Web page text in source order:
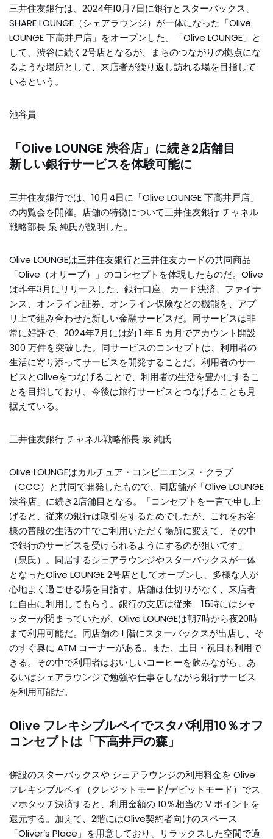
三井住友銀行は、2024年10月7日に銀行とスターバックス、
SHARE LOUNGE（シェアラウンジ）が一体になった「Olive
LOUNGE 下高井戸店」をオープンした。「Olive LOUNGE」と
して、渋谷に続く2号店となるが、まちのつながりの拠点にな
るような場所として、来店者が繰り返し訪れる場を目指して
いるという。
池谷貴
「Olive LOUNGE 渋谷店」に続き2店舗目
新しい銀行サービスを体験可能に
三井住友銀行では、10月4日に「Olive LOUNGE 下高井戸店」
の内覧会を開催。店舗の特徴について三井住友銀行 チャネル
戦略部長 泉 純氏が説明した。
Olive LOUNGEは三井住友銀行と三井住友カードの共同商品
「Olive（オリーブ）」のコンセプトを体現したものだ。Olive
は昨年3月にリリースした、銀行口座、カード決済、ファイナ
ンス、オンライン証券、オンライン保険などの機能を、アプ
リ上で組み合わせた新しい金融サービスだ。同サービスは非
常に好評で、2024年7月には約 1 年 5 カ月でアカウント開設
300 万件を突破した。同サービスのコンセプトは、利用者の
生活に寄り添ってサービスを開発することだ。利用者のサー
ビスとOliveをつなげることで、利用者の生活を豊かにするこ
とを目指しており、今後は旅行サービスとつなげることも見
据えている。
三井住友銀行 チャネル戦略部長 泉 純氏
Olive LOUNGEはカルチュア・コンビニエンス・クラブ
（CCC）と共同で開発したもので、同店舗が「Olive LOUNGE
渋谷店」に続き2店舗目となる。「コンセプトを一言で申し上
げると、従来の銀行は取引をするためでしたが、これをお客
様の普段の生活の中でご利用いただく場所に変えて、その中
で銀行のサービスを受けられるようにするのが狙いです」
（泉氏）。同居するシェアラウンジやスターバックスが一体
となったOlive LOUNGE 2号店としてオープンし、多様な人が
心地よく過ごせる場を目指す。店舗は仕切りがなく、来店者
に自由に利用してもらう。銀行の支店は従来、15時にはシャ
ッターが閉まっていたが、Olive LOUNGEは朝7時から夜20時
まで利用可能だ。同店舗の 1 階にスターバックスが出店し、そ
のすぐ奥に ATM コーナーがある。また、土日・祝日も利用で
きる。その中で利用者はおいしいコーヒーを飲みながら、あ
るいはシェアラウンジで勉強や仕事をしながら銀行サービス
を利用可能だ。
Olive フレキシブルペイでスタバ利用10％オフ
コンセプトは「下高井戸の森」
併設のスターバックスや シェアラウンジの利用料金を Olive
フレキシブルペイ（クレジットモード/デビットモード）でス
マホタッチ決済すると、利用金額の 10％相当の V ポイントを
還元する。加えて、2階にはOlive契約者向けのスペース
「Oliver’s Place」を用意しており、リラックスした空間で過